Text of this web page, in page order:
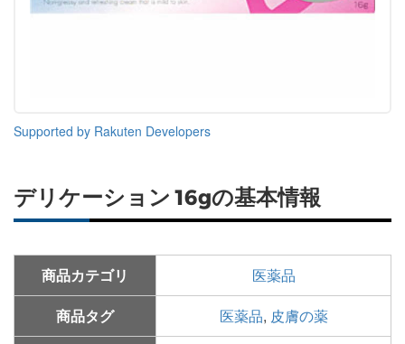
Supported by Rakuten Developers
デリケーション 16gの基本情報
商品カテゴリ
医薬品
商品タグ
医薬品, 皮膚の薬